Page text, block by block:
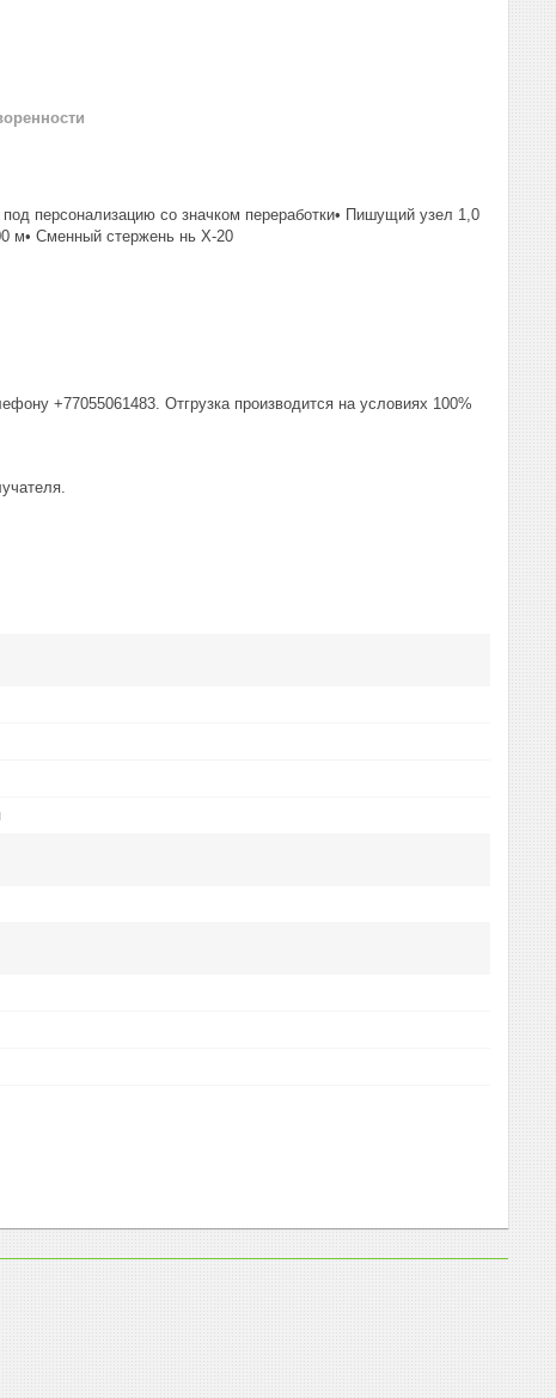
персонализацию со значком переработки• Пишущий узел 1,0
м• Сменный стержень нь Х-20
+77055061483. Отгрузка производится на условиях 100%